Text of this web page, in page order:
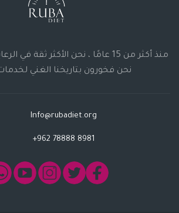
منذ أكثر من 15 عامًا ، نحن الأكثر ثقة
نحن فخورون بتاريخنا الغني
Info@rubadiet.org
+962 78888 8981